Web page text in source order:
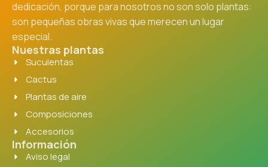
dedicación, porque para nosotros no son solo plantas:
son pequeñas obras vivas que merecen un lugar
especial.
Nuestras plantas
Suculentas
Cactus
Plantas de aire
Composiciones
Accesorios
Información
Aviso legal